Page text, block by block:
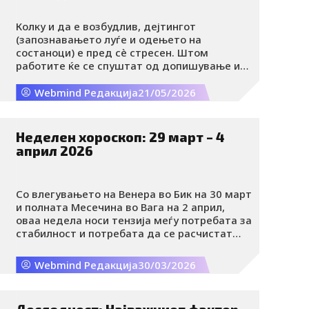
Колку и да е возбудлив, дејтингот
(запознавањето луѓе и одењето на
состаноци) е пред сè стресен. Штом
работите ќе се спуштат од допишување и
анксиозни. Првото прашање што ве мачи е
дали воопшто ќе дојде до првиот состанок.
анксиозноста не ви дозволува да спиете и
да се појавите на првиот состанок во
своето најдобро издание.
Webmind Редакција21/05/2026
Неделен хороскоп: 29 март – 4
април 2026
Со влегувањето на Венера во Бик на 30 март
и полната Месечина во Вага на 2 април,
оваа недела носи тензија меѓу потребата за
стабилност и потребата да се расчистат
Риби, а сезоната на Овен е во полн замав.
Webmind Редакција30/03/2026